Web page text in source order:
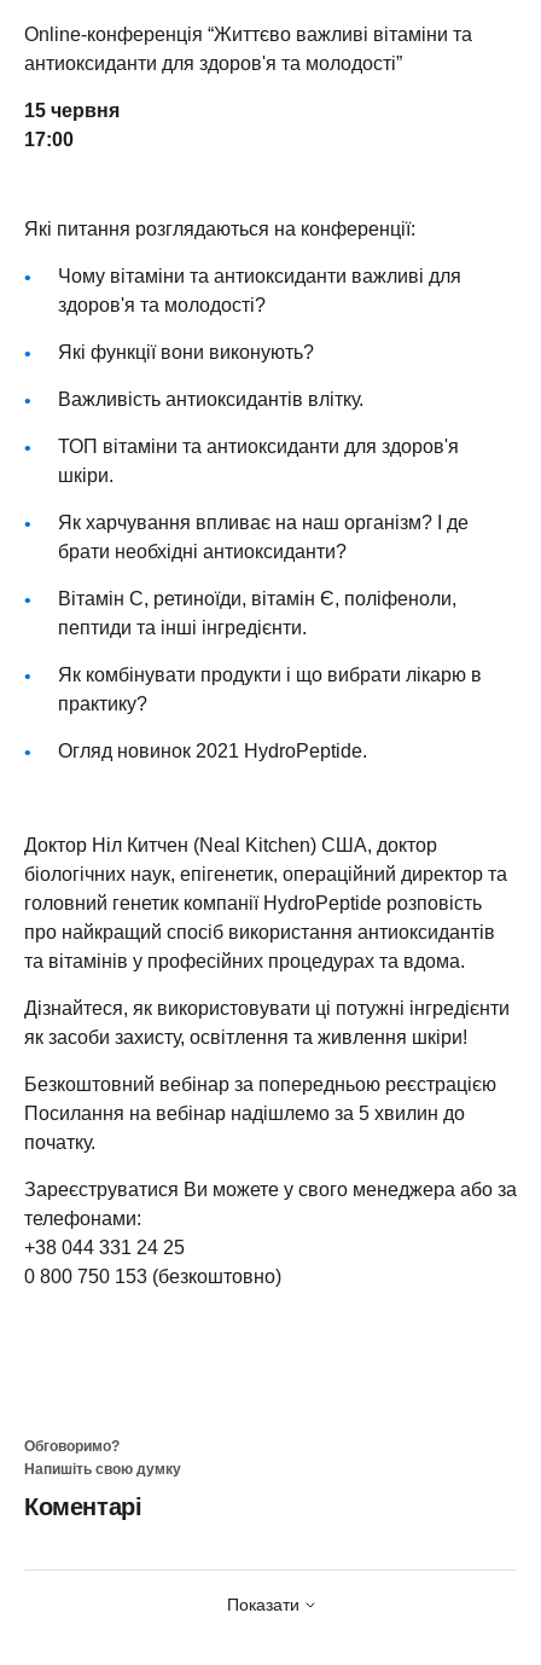
Online-конференція “Життєво важливі вітаміни та
антиоксиданти для здоров'я та молодості”
15 червня
17:00
Які питання розглядаються на конференції:
Чому вітаміни та антиоксиданти важливі для
здоров'я та молодості?
Які функції вони виконують?
Важливість антиоксидантів влітку.
ТОП вітаміни та антиоксиданти для здоров'я
шкіри.
Як харчування впливає на наш організм? І де
брати необхідні антиоксиданти?
Вітамін С, ретиноїди, вітамін Є, поліфеноли,
пептиди та інші інгредієнти.
Як комбінувати продукти і що вибрати лікарю в
практику?
Огляд новинок 2021 HydroPeptide.
Доктор Ніл Китчен (Neal Kitchen) США, доктор
біологічних наук, епігенетик, операційний директор та
головний генетик компанії HydroPeptide розповість
про найкращий спосіб використання антиоксидантів
та вітамінів у професійних процедурах та вдома.
Дізнайтеся, як використовувати ці потужні інгредієнти
як засоби захисту, освітлення та живлення шкіри!
Безкоштовний вебінар за попередньою реєстрацією
Посилання на вебінар надішлемо за 5 хвилин до
початку.
Зареєструватися Ви можете у свого менеджера або за
телефонами:
+38 044 331 24 25
0 800 750 153 (безкоштовно)
Обговоримо?
Напишіть свою думку
Коментарі
Показати